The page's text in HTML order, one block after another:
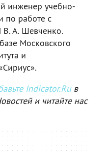
инженер учебно-
по работе с
А. Шевченко.
Московского
и
Indicator.Ruв
и читайте нас